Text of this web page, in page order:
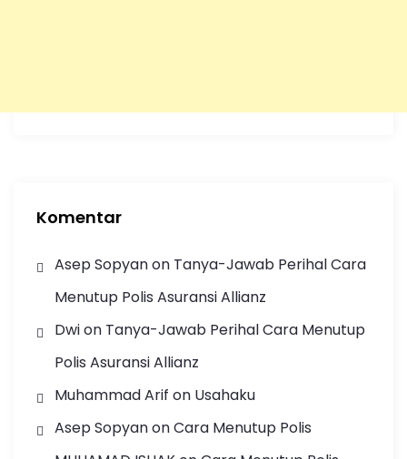
Komentar
Asep Sopyanon Tanya-Jawab Perihal Cara
Menutup Polis Asuransi Allianz
Dwion Tanya-Jawab Perihal Cara Menutup
Polis Asuransi Allianz
Muhammad Arif on Usahaku
Asep SopyanonCara Menutup Polis